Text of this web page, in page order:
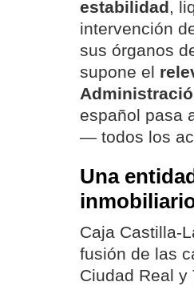
estabilidad,
intervención
sus órganos
supone el
español pasa
— todos los
Una
Caja Castilla-
fusión de las
Ciudad Real